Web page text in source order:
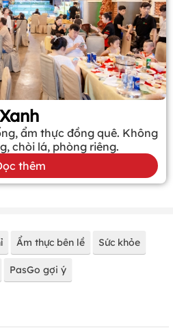
ẩm thực đồng quê. Không
chòi lá, phòng riêng.
thêm
Ẩm thực bên lề Sức khỏe
PasGo gợi ý